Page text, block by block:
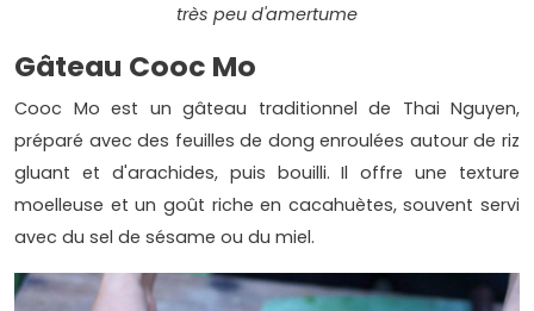
très peu d'amertume
Gâteau Cooc Mo
Cooc Mo est un gâteau traditionnel de Thai Nguyen,
préparé avec des feuilles de dong enroulées autour de riz
gluant et d'arachides, puis bouilli. Il offre une texture
moelleuse et un goût riche en cacahuètes, souvent servi
avec du sel de sésame ou du miel.